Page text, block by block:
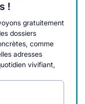
!
gratuitement
dossiers
comme
adresses
vivifiant,